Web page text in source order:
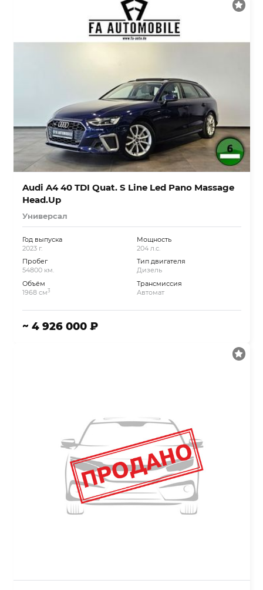
Audi A4 40 TDI Quat. S Line Led Pano Massage
Head.Up
Универсал
Год выпуска
2023 г.
Пробег
54800 км.
Объём
1968 см3
Мощность
204 л.с.
Тип двигателя
Дизель
Трансмиссия
Автомат
~ 4 926 000 ₽